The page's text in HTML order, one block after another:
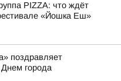
PIZZA: что ждёт
«Йошка Еш»
поздравляет
города